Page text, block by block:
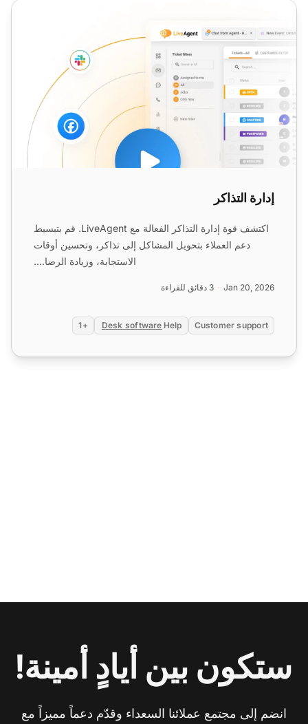
إدارة التذاكر
إدارة التذاكر
اكتشف قوة إدارة التذاكر الفعالة مع LiveAgent. قم بتبسيط
دعم العملاء بتحويل المشاكل إلى تذاكر، وتحسين أوقات
الاستجابة، وزيادة الرضا....
Jan 20, 2026 3 دقائق للقراءة
Customer support
Help
Desk software
+1
ستكون بين أيادٍ أمينة!
انضم إلى مجتمع عملائنا السعداء وقدّم دعماً مميزاً مع